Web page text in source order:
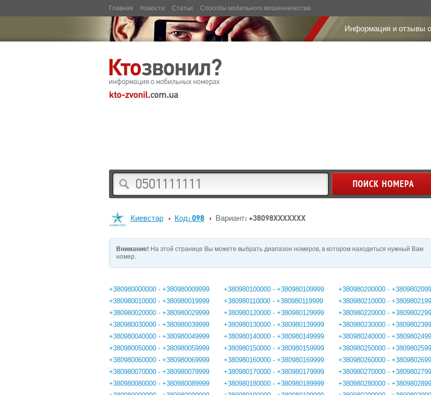
Главная Новости Статьи Способы мобильного мошенничества
Информация и отзывы
Киевстар Код: 098 Вариант: +38098XXXXXXX
Внимание! На этой странице Вы можете выбрать диапазон номеров, в котором находиться нужный Вам
номер.
+380980000000 - +380980009999
+380980010000 - +380980019999
+380980020000 - +380980029999
+380980030000 - +380980039999
+380980040000 - +380980049999
+380980050000 - +380980059999
+380980060000 - +380980069999
+380980070000 - +380980079999
+380980080000 - +380980089999
+380980100000 - +380980109999
+380980110000 - +380980119999
+380980120000 - +380980129999
+380980130000 - +380980139999
+380980140000 - +380980149999
+380980150000 - +380980159999
+380980160000 - +380980169999
+380980170000 - +380980179999
+380980180000 - +380980189999
+380980200000 -
+380980210000 -
+380980220000 -
+380980230000 -
+380980240000 -
+380980250000 -
+380980260000 -
+380980270000 -
+380980280000 -